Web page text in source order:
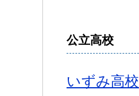
公立高校
いずみ高校